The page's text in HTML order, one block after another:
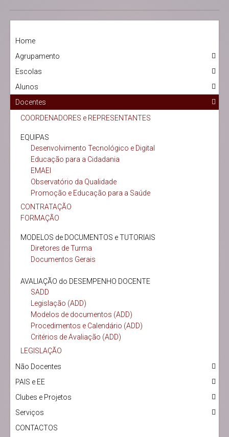
Home
Agrupamento
Escolas
Alunos
Docentes
COORDENADORES e REPRESENTANTES
EQUIPAS
Desenvolvimento Tecnológico e Digital
Educação para a Cidadania
EMAEI
Observatório da Qualidade
Promoção e Educação para a Saúde
CONTRATAÇÃO
FORMAÇÃO
MODELOS de DOCUMENTOS e TUTORIAIS
Diretores de Turma
Documentos Gerais
AVALIAÇÃO do DESEMPENHO DOCENTE
SADD
Legislação (ADD)
Modelos de documentos (ADD)
Procedimentos e Calendário (ADD)
Critérios de Avaliação (ADD)
LEGISLAÇÃO
Não Docentes
PAIS e EE
Clubes e Projetos
Serviços
CONTACTOS